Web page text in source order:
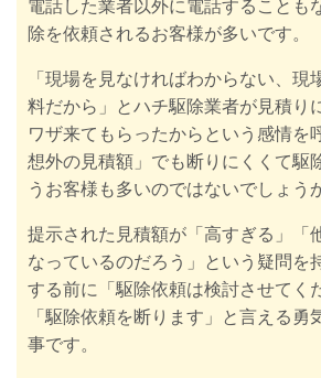
電話した業者以外に電話することも
除を依頼されるお客様が多いです。
「現場を見なければわからない、現
料だから」とハチ駆除業者が見積り
ワザ来てもらったからという感情を
想外の見積額」でも断りにくくて駆
うお客様も多いのではないでしょう
提示された見積額が「高すぎる」「
なっているのだろう」
という疑問を
する前に「駆除依頼は検討させてく
「駆除依頼を断ります」と言える勇
事です。